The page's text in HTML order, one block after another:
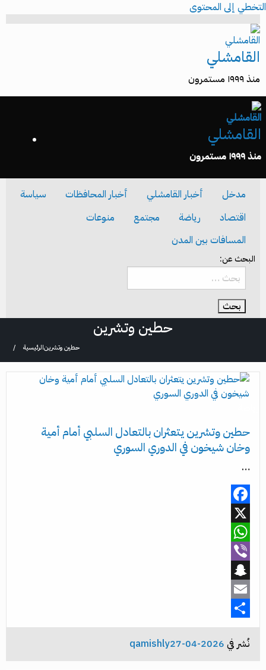
التخطي إلى المحتوى
القامشلي
منذ ١٩٩٩ مستمرون
القامشلي
منذ ١٩٩٩ مستمرون
مدخل أخبار القامشلي أخبار المحافظات
سياسة
اقتصاد
رياضة مجتمع
منوعات
المسافات بين المدن
البحث عن:
حطين وتشرين
الرئيسيةحطين وتشرين
حطين وتشرين يتعثران بالتعادل السلبي أمام أمية
وخان شيخون في الدوري السوري
…
Facebook
X
WhatsApp
Viber
Snapchat
Email
Share
نُشر في 2026-04-27
qamishly